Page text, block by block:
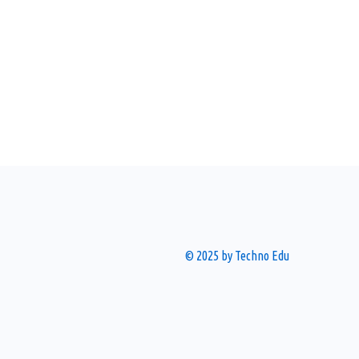
© 2025 by Techno Edu